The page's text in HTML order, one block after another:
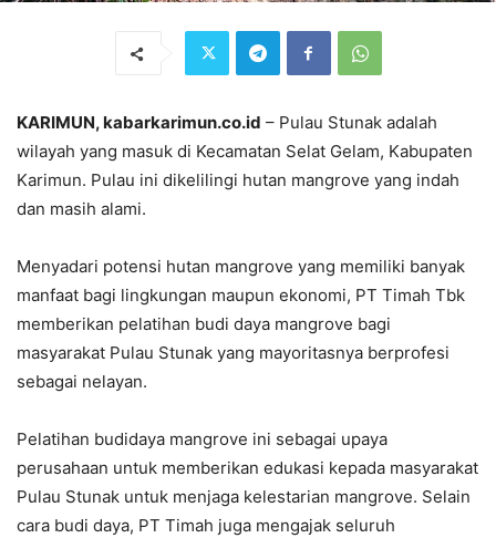
KARIMUN, kabarkarimun.co.id – Pulau Stunak adalah
wilayah yang masuk di Kecamatan Selat Gelam, Kabupaten
Karimun. Pulau ini dikelilingi hutan mangrove yang indah
dan masih alami.
Menyadari potensi hutan mangrove yang memiliki banyak
manfaat bagi lingkungan maupun ekonomi, PT Timah Tbk
memberikan pelatihan budi daya mangrove bagi
masyarakat Pulau Stunak yang mayoritasnya berprofesi
sebagai nelayan.
Pelatihan budidaya mangrove ini sebagai upaya
perusahaan untuk memberikan edukasi kepada masyarakat
Pulau Stunak untuk menjaga kelestarian mangrove. Selain
cara budi daya, PT Timah juga mengajak seluruh